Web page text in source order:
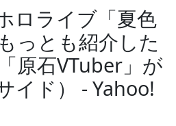
ロライブ「夏色
っとも紹介した
原石VTuber」が
イド） - Yahoo!